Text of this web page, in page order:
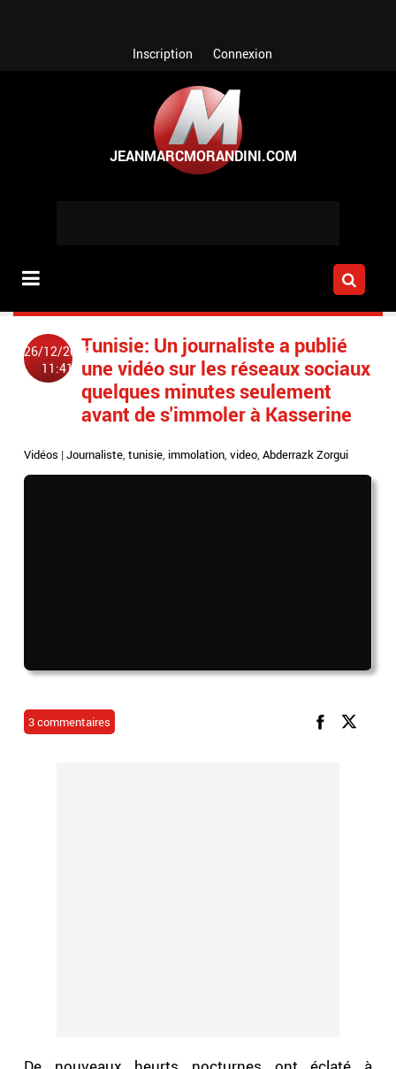
Inscription Connexion
26/12/2018
11:41
Tunisie: Un journaliste a publié
une vidéo sur les réseaux sociaux
quelques minutes seulement
avant de s'immoler à Kasserine
Vidéos |Journaliste,tunisie, immolation,video,Abderrazk Zorgui
3 commentaires